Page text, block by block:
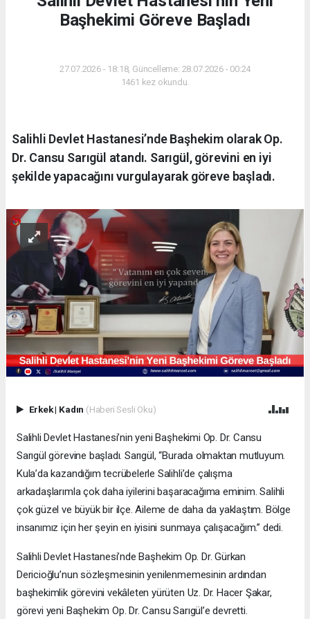
Başhekimi Göreve Başladı
27.07.2026 - 18:18, Güncelleme: 28.07.2026 - 00:24
1461 kez okundu.
Salihli Devlet Hastanesi’nde Başhekim olarak Op.
Dr. Cansu Sarıgül atandı. Sarıgül, görevini en iyi
şekilde yapacağını vurgulayarak göreve başladı.
Erkek| Kadın (Haberi Sesli Oku)
Salihli Devlet Hastanesi’nin yeni Başhekimi Op. Dr. Cansu
Sarıgül görevine başladı. Sarıgül, “Burada olmaktan mutluyum.
Kula’da kazandığım tecrübelerle Salihli’de çalışma
arkadaşlarımla çok daha iyilerini başaracağıma eminim. Salihli
çok güzel ve büyük bir ilçe. Aileme de daha da yaklaştım. Bölge
insanımız için her şeyin en iyisini sunmaya çalışacağım.” dedi.
Salihli Devlet Hastanesi’nde Başhekim Op. Dr. Gürkan
Dericioğlu’nun sözleşmesinin yenilenmemesinin ardından
başhekimlik görevini vekâleten yürüten Uz. Dr. Hacer Şakar,
görevi yeni Başhekim Op. Dr. Cansu Sarıgül’e devretti.